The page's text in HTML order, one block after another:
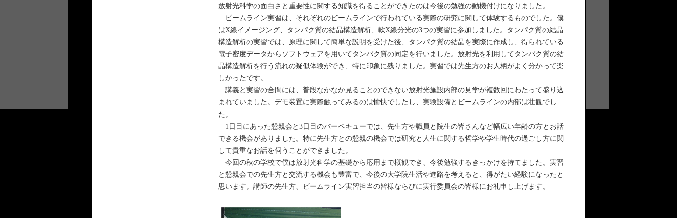
放射光科学の面白さと重要性に関する知識を得ることができたのは今後の勉強の動機付けになりました。
ビームライン実習は、それぞれのビームラインで行われている実際の研究に関して体験するものでした。僕
はX線イメージング、タンパク質の結晶構造解析、軟X線分光の3つの実習に参加しました。タンパク質の結晶
構造解析の実習では、原理に関して簡単な説明を受けた後、タンパク質の結晶を実際に作成し、得られている
電子密度データからソフトウェアを用いてタンパク質の同定を行いました。放射光を利用してタンパク質の結
晶構造解析を行う流れの疑似体験ができ、特に印象に残りました。実習では先生方のお人柄がよく分かって楽
しかったです。
講義と実習の合間には、普段なかなか見ることのできない放射光施設内部の見学が複数回にわたって盛り込
まれていました。デモ装置に実際触ってみるのは愉快でしたし、実験設備とビームラインの内部は壮観でし
た。
1日目にあった懇親会と3日目のバーベキューでは、先生方や職員と院生の皆さんなど幅広い年齢の方とお話
できる機会がありました。特に先生方との懇親の機会では研究と人生に関する哲学や学生時代の過ごし方に関
して貴重なお話を伺うことができました。
今回の秋の学校で僕は放射光科学の基礎から応用まで概観でき、今後勉強するきっかけを持てました。実習
と懇親会での先生方と交流する機会も豊富で、今後の大学院生活や進路を考えると、得がたい経験になったと
思います。講師の先生方、ビームライン実習担当の皆様ならびに実行委員会の皆様にお礼申し上げます。